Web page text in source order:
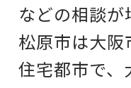
などの相談が
松原市は大阪
住宅都市で、